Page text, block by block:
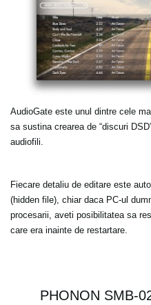
AudioGate este unul dintre cele
sa sustina crearea de “discuri
audiofili.
Fiecare detaliu de editare este
(hidden file), chiar daca PC-ul
procesarii, aveti posibilitatea sa
care era inainte de restartare.
PHONON SMB-